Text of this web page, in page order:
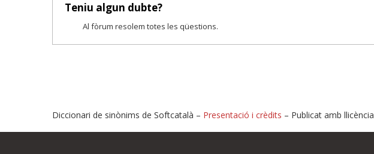
Teniu algun dubte?
Al fòrum resolem totes les qüestions.
Diccionari de sinònims de Softcatalà – Presentació i crèdits – Publicat amb llicència